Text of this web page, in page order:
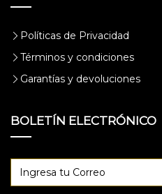
Políticas de Privacidad
Términos y condiciones
Garantías y devoluciones
BOLETÍN ELECTRÓNICO